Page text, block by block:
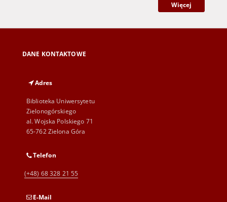
Więcej
DANE KONTAKTOWE
Adres
Biblioteka Uniwersytetu
Zielonogórskiego
al. Wojska Polskiego 71
65-762 Zielona Góra
Telefon
(+48) 68 328 21 55
E-Mail